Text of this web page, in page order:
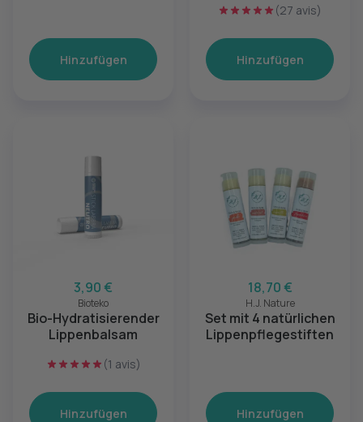
Hinzufügen
(27 avis)
Hinzufügen
3,90 €
Bioteko
Bio-Hydratisierender
Lippenbalsam
(1 avis)
Hinzufügen
18,70 €
H.J. Nature
Set mit 4 natürlichen
Lippenpflegestiften
Hinzufügen